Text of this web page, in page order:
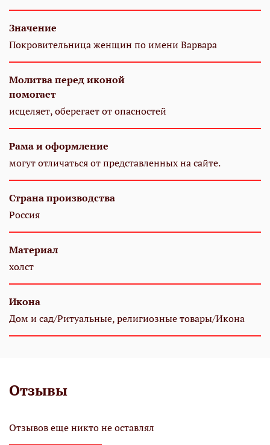
Значение
Покровительница женщин по имени Варвара
Молитва перед иконой
помогает
исцеляет, оберегает от опасностей
Рама и оформление
могут отличаться от представленных на сайте.
Страна производства
Россия
Материал
холст
Икона
Дом и сад/Ритуальные, религиозные товары/Икона
Отзывы
Отзывов еще никто не оставлял